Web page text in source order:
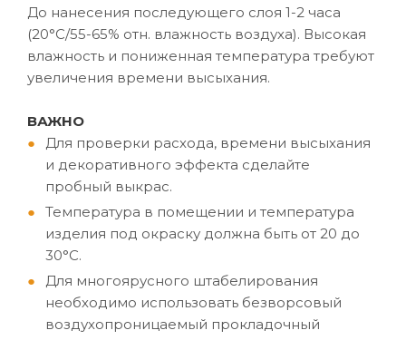
До нанесения последующего слоя 1-2 часа
(20°C/55-65% отн. влажность воздуха). Высокая
влажность и пониженная температура требуют
увеличения времени высыхания.
ВАЖНО
Для проверки расхода, времени высыхания
и декоративного эффекта сделайте
пробный выкрас.
Температура в помещении и температура
изделия под окраску должна быть от 20 до
30°C.
Для многоярусного штабелирования
необходимо использовать безворсовый
воздухопроницаемый прокладочный